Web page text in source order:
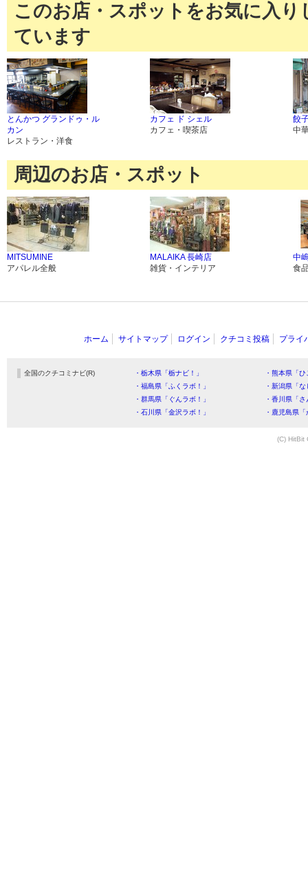
このお店・スポットをお気に入
ています
とんかつ グランドゥ・ル
カン
レストラン・洋食
カフェ ド シェル
カフェ・喫茶店
餃
中
周辺のお店・スポット
MITSUMINE
アパレル全般
MALAIKA 長崎店
雑貨・インテリア
中
食
ホーム サイトマップ ログイン クチコミ投稿 プライ
全国のクチコミナビ(R) ・栃木県「栃ナビ！」
・熊本県「
・福島県「ふくラボ！」
・新潟県「
・群馬県「ぐんラボ！」
・香川県「
・石川県「金沢ラボ！」
・鹿児島県
(C) HitBit